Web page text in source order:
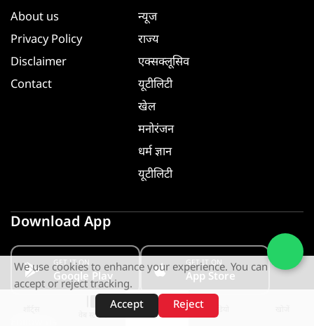
वेब स्टोरीज़
About us
Privacy Policy
Disclaimer
Contact
न्यूज
राज्य
एक्सक्लूसिव
यूटीलिटी
खेल
मनोरंजन
धर्म ज्ञान
यूटीलिटी
Download App
GET IT ON
Google Play
GET IT ON
App Store
We use cookies to enhance your experience. You can
accept or reject tracking.
Accept
Reject